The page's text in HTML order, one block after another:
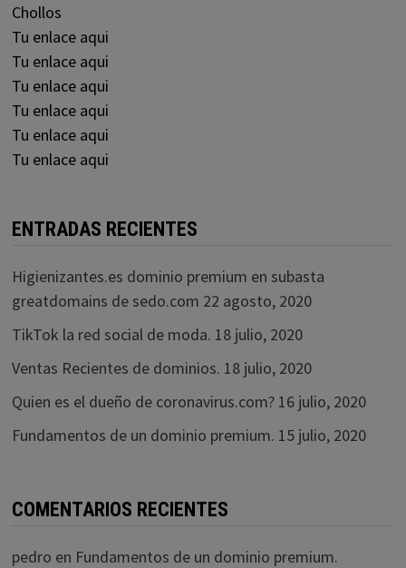
Chollos
Tu enlace aqui
Tu enlace aqui
Tu enlace aqui
Tu enlace aqui
Tu enlace aqui
Tu enlace aqui
ENTRADAS RECIENTES
Higienizantes.es dominio premium en subasta
greatdomains de sedo.com 22 agosto, 2020
TikTok la red social de moda. 18 julio, 2020
Ventas Recientes de dominios. 18 julio, 2020
Quien es el dueño de coronavirus.com? 16 julio, 2020
Fundamentos de un dominio premium. 15 julio, 2020
COMENTARIOS RECIENTES
pedro en Fundamentos de un dominio premium.